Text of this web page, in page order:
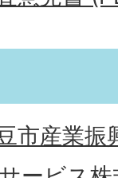
市産業